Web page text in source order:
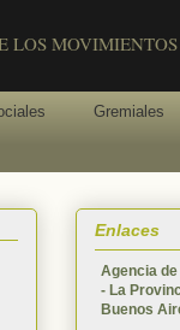
MOVIMIENTOS
Gremiales
Enlaces
Agencia
- La
Buenos